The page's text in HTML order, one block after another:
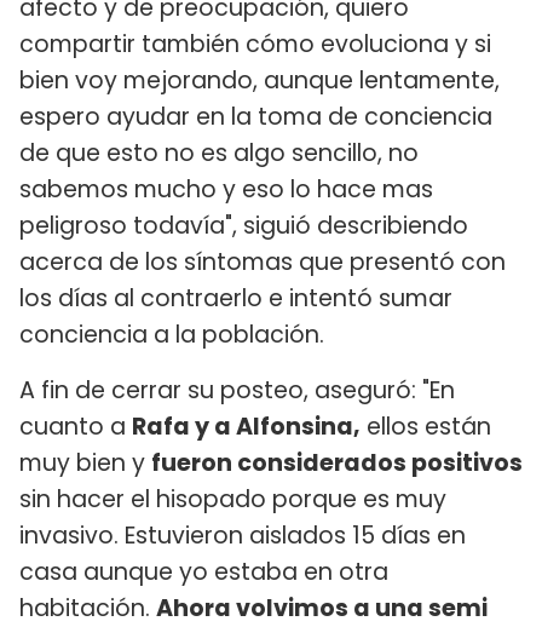
afecto y de preocupación, quiero
compartir también cómo evoluciona y si
bien voy mejorando, aunque lentamente,
espero ayudar en la toma de conciencia
de que esto no es algo sencillo, no
sabemos mucho y eso lo hace mas
peligroso todavía", siguió describiendo
acerca de los síntomas que presentó con
los días al contraerlo e intentó sumar
conciencia a la población.
A fin de cerrar su posteo, aseguró: "En
cuanto a Rafa y a Alfonsina, ellos están
muy bien y fueron considerados positivos
sin hacer el hisopado porque es muy
invasivo. Estuvieron aislados 15 días en
casa aunque yo estaba en otra
habitación. Ahora volvimos a una semi